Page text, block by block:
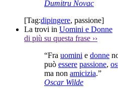
Dumitru Novac
[Tag:dipingere, passione]
La trovi in Uomini e Donne
di più su questa frase ››
“Fra uomini e donne
può essere passione,
ma non amicizia.”
Oscar Wilde